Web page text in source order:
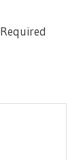
Required